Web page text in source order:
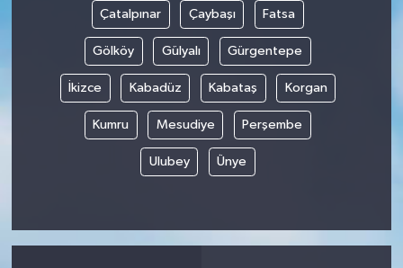
Çatalpınar Çaybaşı Fatsa
Gölköy Gülyalı Gürgentepe
İkizce Kabadüz Kabataş Korgan
Kumru Mesudiye Perşembe
Ulubey Ünye